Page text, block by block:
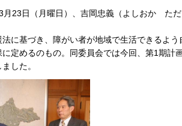
月23日（月曜日）、吉岡忠義（よしおか た
に基づき、障がい者が地域で生活できるよ
定めるのもの。同委員会では今回、第1期計
した。